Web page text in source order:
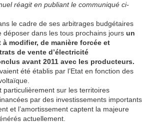
réagit en publiant le communiqué ci-
le cadre de ses arbitrages budgétaires
déposer dans les tous prochains jours un
modifier, de manière forcée et
de vente d’électricité
avant 2011 avec les producteurs.
été établis par l’Etat en fonction des
particulièrement sur les territoires
par des investissements importants
et l’amortissement captent la majeure
actuellement.